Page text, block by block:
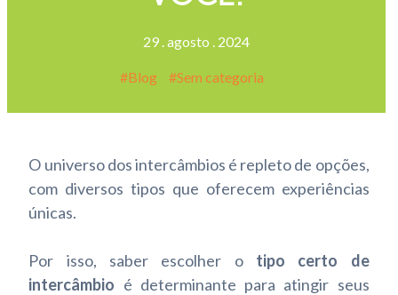
29 .agosto . 2024
Blog Sem categoria
O universo dos intercâmbios é repleto de opções,
com diversos tipos que oferecem experiências
únicas.
Por isso, saber escolher o tipo certo de
intercâmbio é determinante para atingir seus